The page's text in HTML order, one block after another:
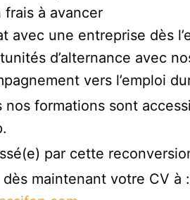
à avancer
avec une entreprise dès
d’alternance avec
vers l’emploi
nos formations sont
par cette
maintenant votre CV à :